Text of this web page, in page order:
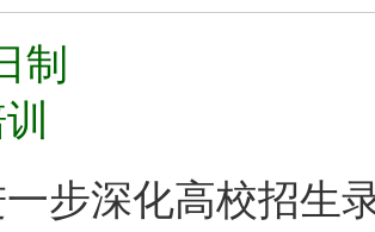
深化高校招生录